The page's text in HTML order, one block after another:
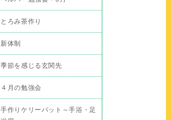
とろみ茶作り
新体制
季節を感じる玄関先
４月の勉強会
手作りケリーパット～手浴・足